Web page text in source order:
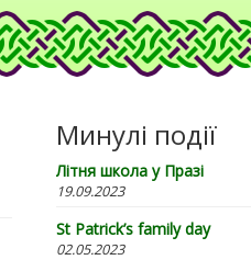
Минулі події
Літня школа у Празі
19.09.2023
St Patrick’s family day
02.05.2023